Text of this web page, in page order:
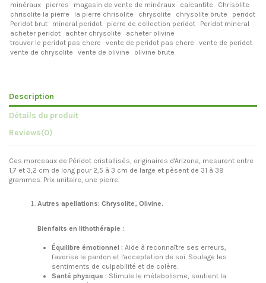
minéraux pierres magasin de vente de minéraux calcantite
Chrisolite
chrisolite la pierre
la pierre chrisolite chrysolite chrysolite brute
peridot
Peridot brut
mineral peridot pierre de collection peridot
Peridot mineral
acheter peridot
achter chrysolite
acheter olivine
trouver le peridot pas chere
vente de peridot pas chere
vente de peridot
vente de chrysolite
vente de olivine olivine brute
Description
Détails du produit
Reviews(0)
Ces morceaux de Péridot cristallisés, originaires d'Arizona, mesurent entre
1,7 et 3,2 cm de long pour 2,5 à 3 cm de large et pèsent de 31 à 39
grammes. Prix unitaire, une pierre.
Autres apellations: Chrysolite, Olivine.
Bienfaits en lithothérapie :
Équilibre émotionnel : Aide à reconnaître ses erreurs,
favorise le pardon et l'acceptation de soi. Soulage les
sentiments de culpabilité et de colère.
Santé physique : Stimule le métabolisme, soutient la